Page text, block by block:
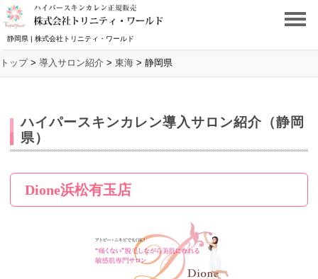
静岡県 | 株式会社トリニティ・ワールド
トップ> 導入サロン紹介 > 東海 > 静岡県
ハイパースキンカレン導入サロン紹介（静岡
県）
Dione浜松有玉店